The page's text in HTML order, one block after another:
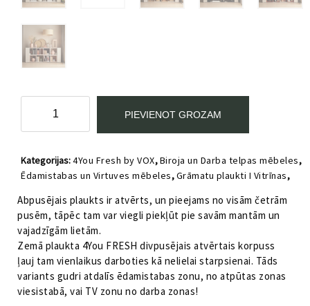
abpusējais
plaukts
FRESH
daudzums
PIEVIENOT GROZAM
Kategorijas:4You Fresh by VOX,Biroja un Darba telpas mēbeles,
Ēdamistabas un Virtuves mēbeles,Grāmatu plaukti I Vitrīnas,
Abpusējais plaukts ir atvērts, un pieejams no visām četrām
pusēm, tāpēc tam var viegli piekļūt pie savām mantām un
vajadzīgām lietām.
Zemā plaukta 4You FRESH divpusējais atvērtais korpuss
ļauj tam vienlaikus darboties kā nelielai starpsienai. Tāds
variants gudri atdalīs ēdamistabas zonu, no atpūtas zonas
viesistabā, vai TV zonu no darba zonas!